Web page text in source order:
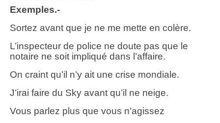
Exemples.-
Sortez avant que je ne me mette en colère.
L’inspecteur de police ne doute pas que le
notaire ne soit impliqué dans l’affaire.
On craint qu’il n’y ait une crise mondiale.
J’irai faire du Sky avant qu’il ne neige.
Vous parlez plus que vous n’agissez